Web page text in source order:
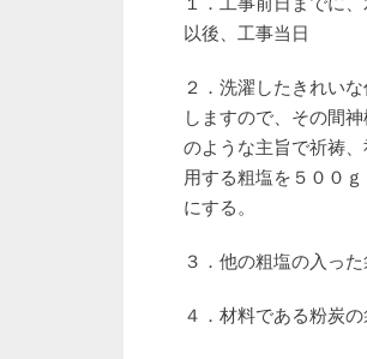
１．工事前日までに
以後、工事当日
２．洗濯したきれいな
しますので、その間
のような主旨で祈祷
用する粗塩を５００
にする。
３．他の粗塩の入っ
４．材料である粉炭